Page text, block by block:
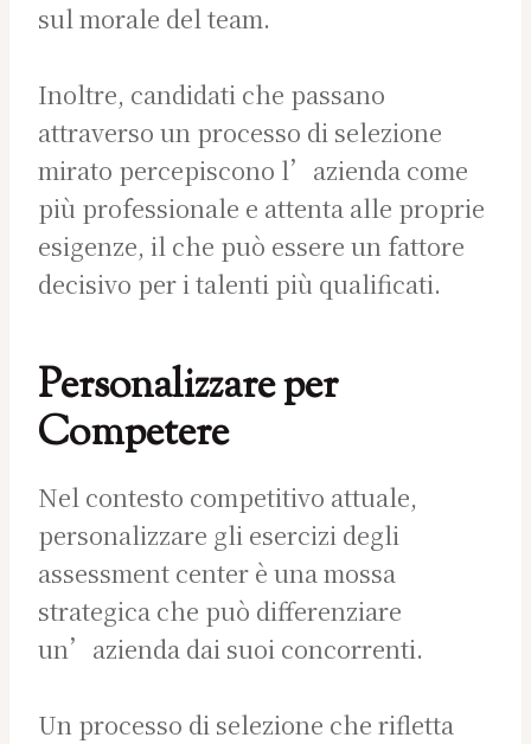
sul morale del team.
Inoltre, candidati che passano
attraverso un processo di selezione
mirato percepiscono l’azienda come
più professionale e attenta alle proprie
esigenze, il che può essere un fattore
decisivo per i talenti più qualificati.
Personalizzare per
Competere
Nel contesto competitivo attuale,
personalizzare gli esercizi degli
assessment center è una mossa
strategica che può differenziare
un’azienda dai suoi concorrenti.
Un processo di selezione che rifletta